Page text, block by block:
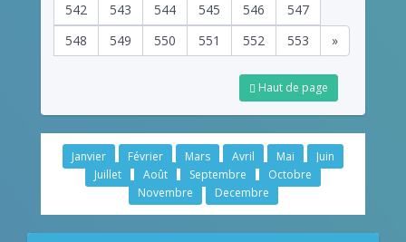
542
543 544 545 546
547
548
549 550 551 552 553 »
Haut de page
Janvier Février Mars Avril Mai
Juin
Juillet
Août Septembre
Octobre
Novembre
Decembre